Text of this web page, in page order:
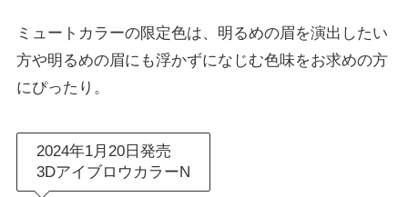
ミュートカラーの限定色は、明るめの眉を演出したい
方や明るめの眉にも浮かずになじむ色味をお求めの方
にぴったり。
2024年1月20日発売
3DアイブロウカラーN